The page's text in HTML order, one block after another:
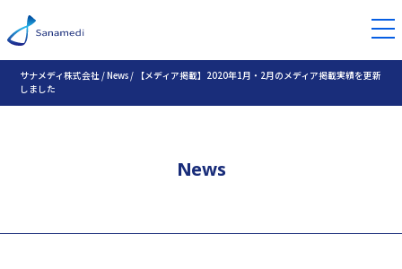
サナメディ株式会社 /News /
【メディア掲載】2020年1月・2月のメディア掲載実績を更新
しました
News